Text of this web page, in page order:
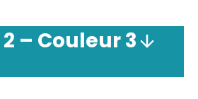
2 – Couleur3